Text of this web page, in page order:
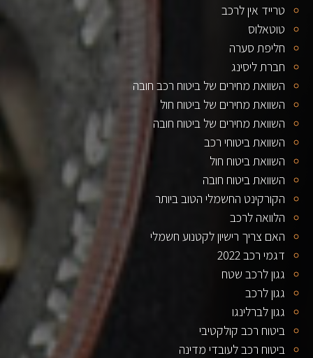
טרייד אין לרכב
טוטאלוס
חליפת סערה
חברת ליסינג
השוואת מחירים של ביטוח רכב חובה
השוואת מחירים של ביטוח חול
השוואת מחירים של ביטוח חובה
השוואת ביטוחי רכב
השוואת ביטוח חול
השוואת ביטוח חובה
הקורקינט החשמלי הטוב ביותר
הלוואה לרכב
האם צריך רישיון לקטנוע חשמלי
דגמי רכב 2022
גגון לרכב שטח
גגון לרכב
גגון לברלינגו
ביטוח רכב קולקטיבי
ביטוח רכב לעובדי מדינה